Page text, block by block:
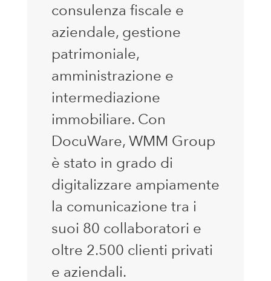
consulenza fiscale e
aziendale, gestione
patrimoniale,
amministrazione e
intermediazione
immobiliare. Con
DocuWare, WMM Group
è stato in grado di
digitalizzare ampiamente
la comunicazione tra i
suoi 80 collaboratori e
oltre 2.500 clienti privati
e aziendali.